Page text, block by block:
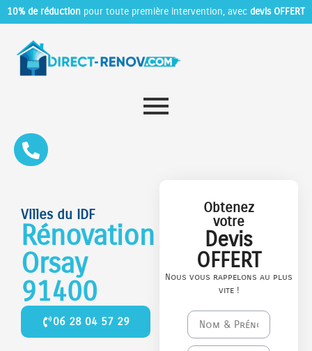
10% de réduction pour toute première intervention, avec devis OFFERT
Villes du IDF
Rénovation
Orsay
91400
06 28 04 57 29
Obtenez
votre
Devis
OFFERT
Nous vous rappelons au plus
vite !